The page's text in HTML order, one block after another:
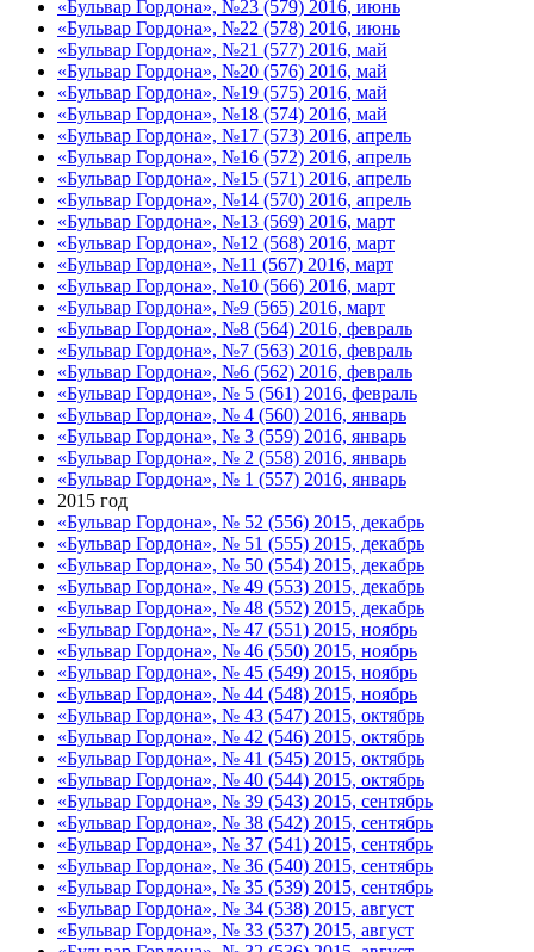
«Бульвар Гордона», №23 (579) 2016, июнь
«Бульвар Гордона», №22 (578) 2016, июнь
«Бульвар Гордона», №21 (577) 2016, май
«Бульвар Гордона», №20 (576) 2016, май
«Бульвар Гордона», №19 (575) 2016, май
«Бульвар Гордона», №18 (574) 2016, май
«Бульвар Гордона», №17 (573) 2016, апрель
«Бульвар Гордона», №16 (572) 2016, апрель
«Бульвар Гордона», №15 (571) 2016, апрель
«Бульвар Гордона», №14 (570) 2016, апрель
«Бульвар Гордона», №13 (569) 2016, март
«Бульвар Гордона», №12 (568) 2016, март
«Бульвар Гордона», №11 (567) 2016, март
«Бульвар Гордона», №10 (566) 2016, март
«Бульвар Гордона», №9 (565) 2016, март
«Бульвар Гордона», №8 (564) 2016, февраль
«Бульвар Гордона», №7 (563) 2016, февраль
«Бульвар Гордона», №6 (562) 2016, февраль
«Бульвар Гордона», № 5 (561) 2016, февраль
«Бульвар Гордона», № 4 (560) 2016, январь
«Бульвар Гордона», № 3 (559) 2016, январь
«Бульвар Гордона», № 2 (558) 2016, январь
«Бульвар Гордона», № 1 (557) 2016, январь
2015 год
«Бульвар Гордона», № 52 (556) 2015, декабрь
«Бульвар Гордона», № 51 (555) 2015, декабрь
«Бульвар Гордона», № 50 (554) 2015, декабрь
«Бульвар Гордона», № 49 (553) 2015, декабрь
«Бульвар Гордона», № 48 (552) 2015, декабрь
«Бульвар Гордона», № 47 (551) 2015, ноябрь
«Бульвар Гордона», № 46 (550) 2015, ноябрь
«Бульвар Гордона», № 45 (549) 2015, ноябрь
«Бульвар Гордона», № 44 (548) 2015, ноябрь
«Бульвар Гордона», № 43 (547) 2015, октябрь
«Бульвар Гордона», № 42 (546) 2015, октябрь
«Бульвар Гордона», № 41 (545) 2015, октябрь
«Бульвар Гордона», № 40 (544) 2015, октябрь
«Бульвар Гордона», № 39 (543) 2015, сентябрь
«Бульвар Гордона», № 38 (542) 2015, сентябрь
«Бульвар Гордона», № 37 (541) 2015, сентябрь
«Бульвар Гордона», № 36 (540) 2015, сентябрь
«Бульвар Гордона», № 35 (539) 2015, сентябрь
«Бульвар Гордона», № 34 (538) 2015, август
«Бульвар Гордона», № 33 (537) 2015, август